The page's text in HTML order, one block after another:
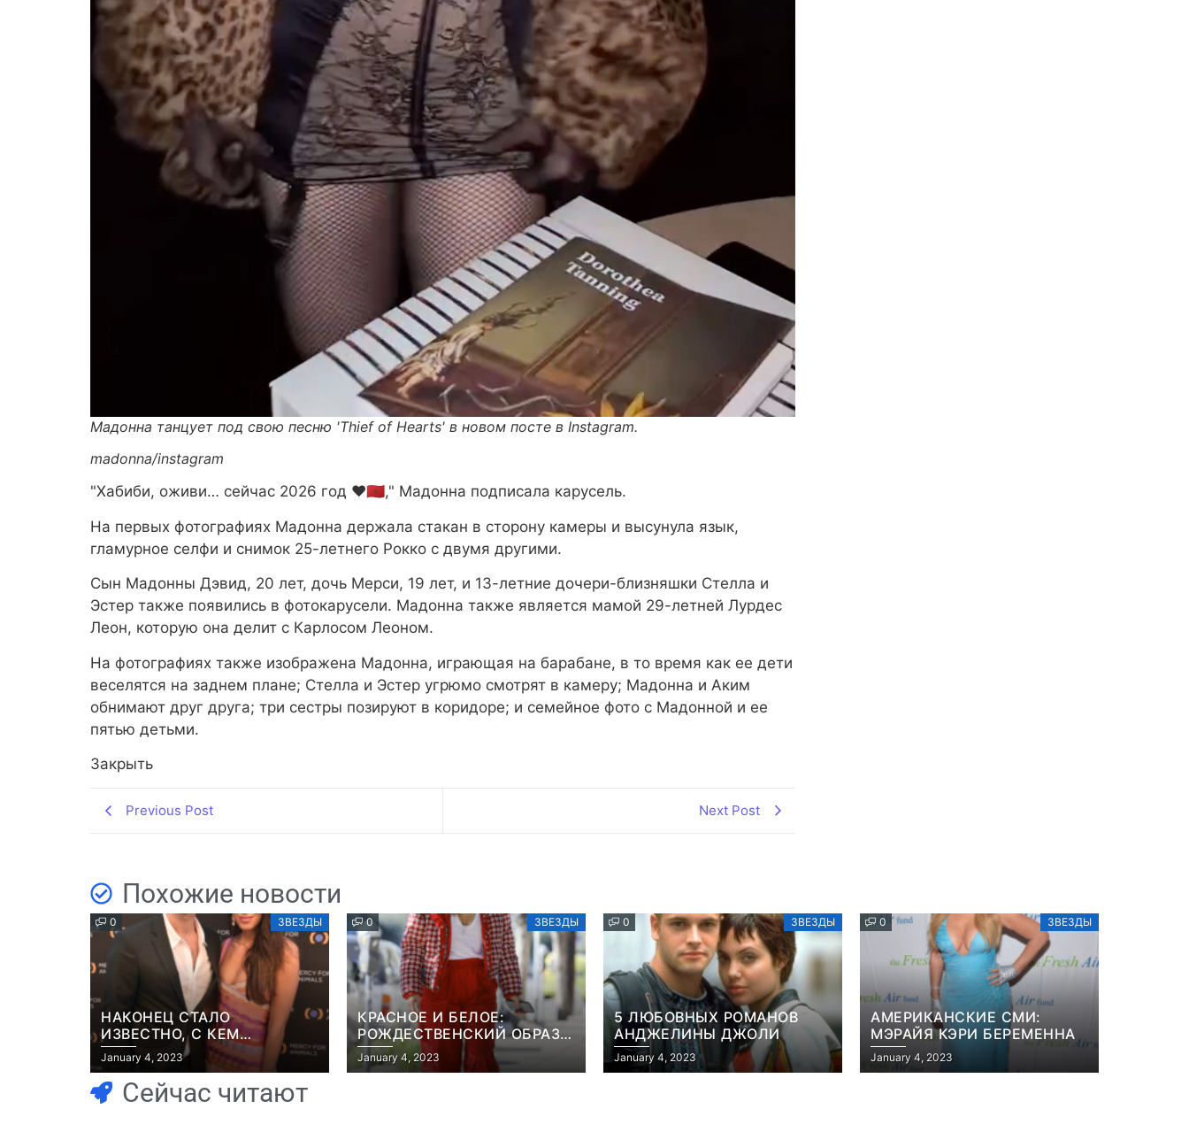
Мадонна танцует под свою песню 'Thief of Hearts' в новом посте в Instagram.
madonna/instagram
"Хабиби, оживи… сейчас 2026 год ♥️🇲🇦," Мадонна подписала карусель.
На первых фотографиях Мадонна держала стакан в сторону камеры и высунула язык,
гламурное селфи и снимок 25-летнего Рокко с двумя другими.
Сын Мадонны Дэвид, 20 лет, дочь Мерси, 19 лет, и 13-летние дочери-близняшки Стелла и
Эстер также появились в фотокарусели. Мадонна также является мамой 29-летней Лурдес
Леон, которую она делит с Карлосом Леоном.
На фотографиях также изображена Мадонна, играющая на барабане, в то время как ее дети
веселятся на заднем плане; Стелла и Эстер угрюмо смотрят в камеру; Мадонна и Аким
обнимают друг друга; три сестры позируют в коридоре; и семейное фото с Мадонной и ее
пятью детьми.
Закрыть
Previous Post Next Post
Похожие новости
0 ЗВЕЗДЫ
НАКОНЕЦ СТАЛО
ИЗВЕСТНО, С КЕМ
ВСТРЕЧАЕТСЯ БРЭД ПИТТ
January 4, 2023
0 ЗВЕЗДЫ
КРАСНОЕ И БЕЛОЕ:
РОЖДЕСТВЕНСКИЙ ОБРАЗ
НА КАЖДЫЙ ДЕНЬ ОТ
ДЖЕННИФЕР ЛОПЕС
January 4, 2023
0 ЗВЕЗДЫ
5 ЛЮБОВНЫХ РОМАНОВ
АНДЖЕЛИНЫ ДЖОЛИ
January 4, 2023
0 ЗВЕЗДЫ
АМЕРИКАНСКИЕ СМИ:
МЭРАЙЯ КЭРИ БЕРЕМЕННА
January 4, 2023
Сейчас читают